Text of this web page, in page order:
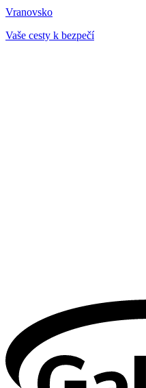
Vranovsko
Vaše cesty k bezpečí